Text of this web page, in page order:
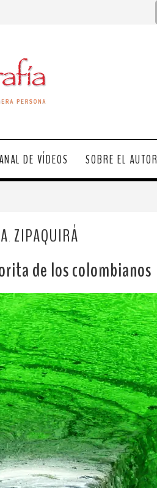
DE VÍDEOS SOBRE EL AUTOR
ZIPAQUIRÁ
de los colombianos